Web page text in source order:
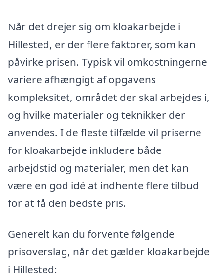
Når det drejer sig om kloakarbejde i
Hillested, er der flere faktorer, som kan
påvirke prisen. Typisk vil omkostningerne
variere afhængigt af opgavens
kompleksitet, området der skal arbejdes i,
og hvilke materialer og teknikker der
anvendes. I de fleste tilfælde vil priserne
for kloakarbejde inkludere både
arbejdstid og materialer, men det kan
være en god idé at indhente flere tilbud
for at få den bedste pris.
Generelt kan du forvente følgende
prisoverslag, når det gælder kloakarbejde
i Hillested: